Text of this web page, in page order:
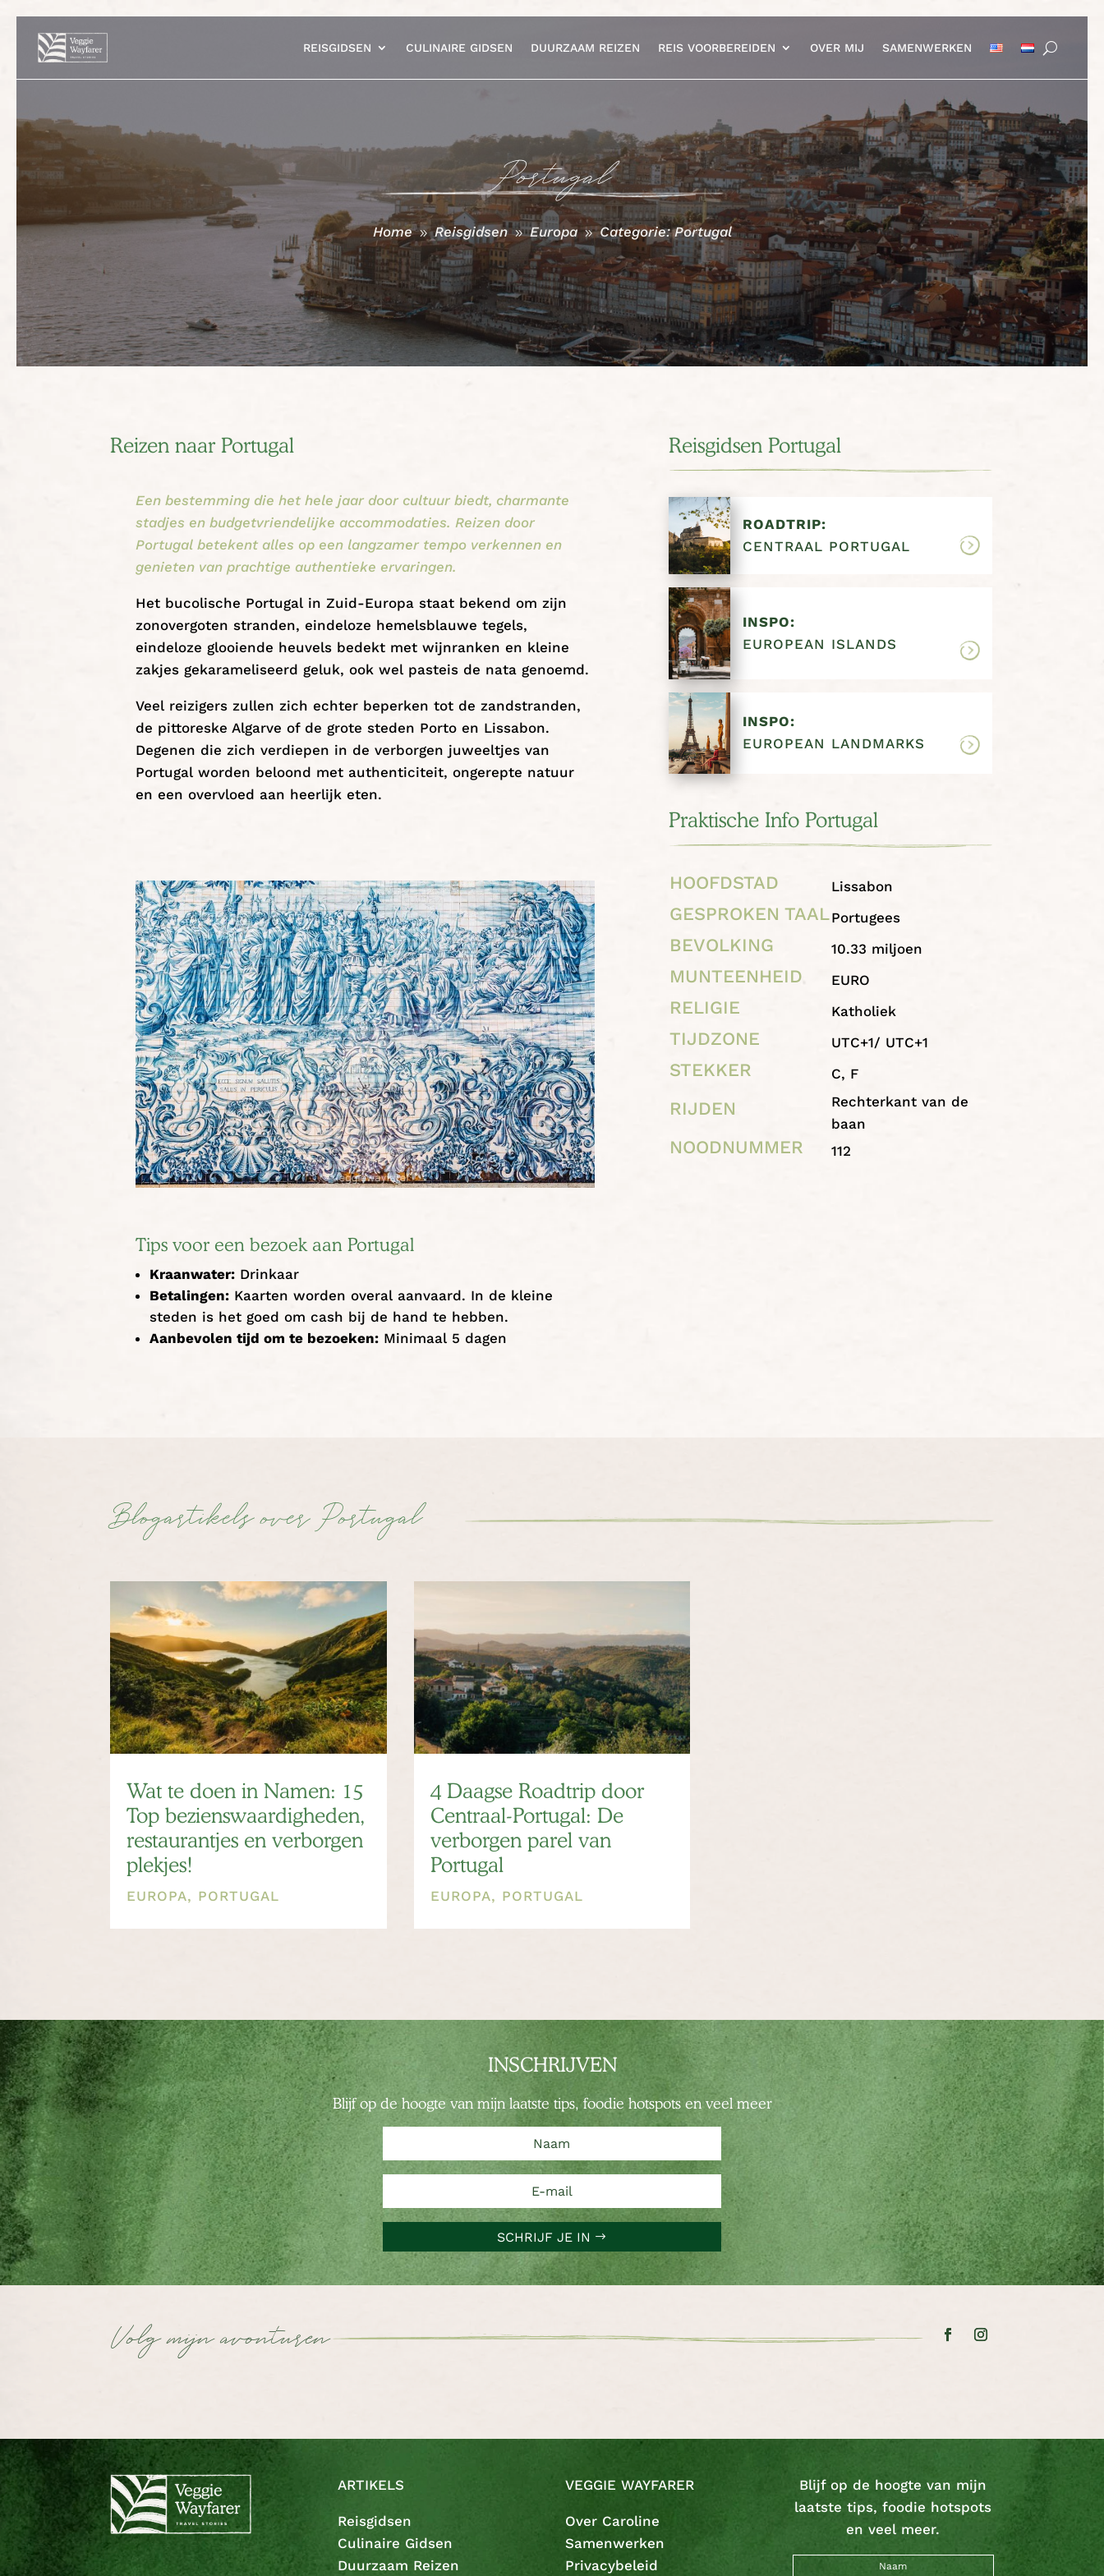
REISGIDSEN CULINAIRE GIDSEN DUURZAAM REIZEN REIS VOORBEREIDEN OVER MIJ SAMENWERKEN
Portugal
Home 9 Reisgidsen 9 Europa 9 Categorie: Portugal
Reizen naar Portugal
Een bestemming die het hele jaar door cultuur biedt, charmante
stadjes en budgetvriendelijke accommodaties. Reizen door
Portugal betekent alles op een langzamer tempo verkennen en
genieten van prachtige authentieke ervaringen.
Het bucolische Portugal in Zuid-Europa staat bekend om zijn
zonovergoten stranden, eindeloze hemelsblauwe tegels,
eindeloze glooiende heuvels bedekt met wijnranken en kleine
zakjes gekarameliseerd geluk, ook wel pasteis de nata genoemd.
Veel reizigers zullen zich echter beperken tot de zandstranden,
de pittoreske Algarve of de grote steden Porto en Lissabon.
Degenen die zich verdiepen in de verborgen juweeltjes van
Portugal worden beloond met authenticiteit, ongerepte natuur
en een overvloed aan heerlijk eten.
Tips voor een bezoek aan Portugal
Kraanwater: Drinkaar
Betalingen: Kaarten worden overal aanvaard. In de kleine
steden is het goed om cash bij de hand te hebben.
Aanbevolen tijd om te bezoeken: Minimaal 5 dagen
Reisgidsen Portugal
ROADTRIP:
CENTRAAL PORTUGAL
INSPO:
EUROPEAN ISLANDS
INSPO:
EUROPEAN LANDMARKS
Praktische Info Portugal
HOOFDSTAD Lissabon
GESPROKEN TAALPortugees
BEVOLKING 10.33 miljoen
MUNTEENHEID EURO
RELIGIE Katholiek
TIJDZONE UTC+1/ UTC+1
STEKKER C, F
RIJDEN
Rechterkant van de
baan
NOODNUMMER 112
Blogartikels over Portugal
Wat te doen in Namen: 15
Top bezienswaardigheden,
restaurantjes en verborgen
plekjes!
EUROPA, PORTUGAL
4 Daagse Roadtrip door
Centraal-Portugal: De
verborgen parel van
Portugal
EUROPA, PORTUGAL
INSCHRIJVEN
Blijf op de hoogte van mijn laatste tips, foodie hotspots en veel meer
SCHRIJF JE IN
Volg mijn avonturen
ARTIKELS
Reisgidsen
Culinaire Gidsen
Duurzaam Reizen
VEGGIE WAYFARER
Over Caroline
Samenwerken
Privacybeleid
Blijf op de hoogte van mijn
laatste tips, foodie hotspots
en veel meer.